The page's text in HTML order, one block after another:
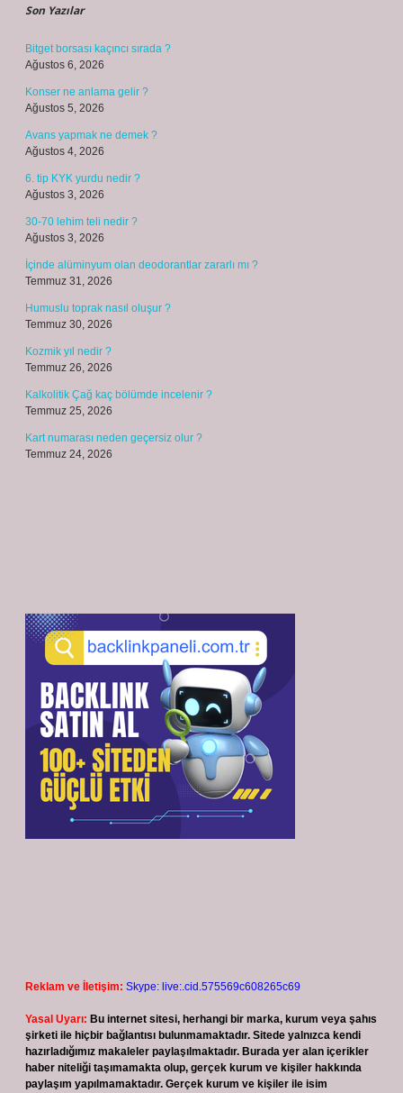
Son Yazılar
Bitget borsası kaçıncı sırada ?
Ağustos 6, 2026
Konser ne anlama gelir ?
Ağustos 5, 2026
Avans yapmak ne demek ?
Ağustos 4, 2026
6. tip KYK yurdu nedir ?
Ağustos 3, 2026
30-70 lehim teli nedir ?
Ağustos 3, 2026
İçinde alüminyum olan deodorantlar zararlı mı ?
Temmuz 31, 2026
Humuslu toprak nasıl oluşur ?
Temmuz 30, 2026
Kozmik yıl nedir ?
Temmuz 26, 2026
Kalkolitik Çağ kaç bölümde incelenir ?
Temmuz 25, 2026
Kart numarası neden geçersiz olur ?
Temmuz 24, 2026
Reklam ve İletişim: Skype: live:.cid.575569c608265c69
Yasal Uyarı: Bu internet sitesi, herhangi bir marka, kurum veya şahıs
şirketi ile hiçbir bağlantısı bulunmamaktadır. Sitede yalnızca kendi
hazırladığımız makaleler paylaşılmaktadır. Burada yer alan içerikler
haber niteliği taşımamakta olup, gerçek kurum ve kişiler hakkında
paylaşım yapılmamaktadır. Gerçek kurum ve kişiler ile isim